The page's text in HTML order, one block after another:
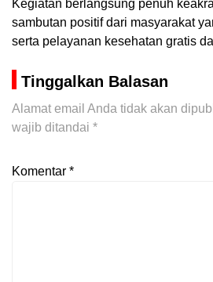
Kegiatan berlangsung penuh
sambutan positif dari masyarakat
serta pelayanan kesehatan gratis
Tinggalkan Balasan
Alamat email Anda tidak akan
wajib ditandai *
Komentar *